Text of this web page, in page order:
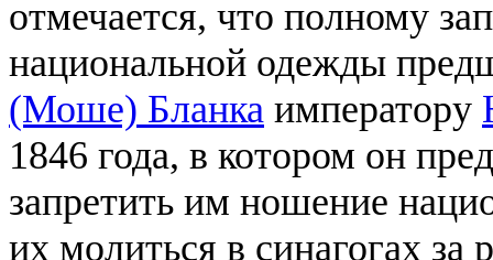
отмечается, что полному
национальной одежды
(Моше) Бланка императору
1846 года, в котором он
запретить им ношение
их молиться в синагогах за